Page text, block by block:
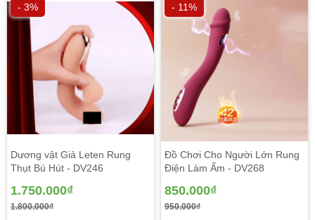
- 3%
Dương vật Giả Leten Rung
Thụt Bú Hút - DV246
1.750.000₫
1.800.000₫
- 11%
Đồ Chơi Cho Người Lớn Rung
Điện Làm Ấm - DV268
850.000₫
950.000₫